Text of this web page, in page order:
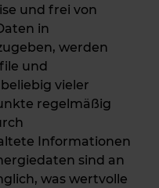
und frei von
in
werden
und
vieler
regelmäßig
Informationen
sind an
was wertvolle